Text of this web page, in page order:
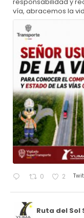
responsabilidad y
vía, abracemos la
0 2
Ruta del Sol